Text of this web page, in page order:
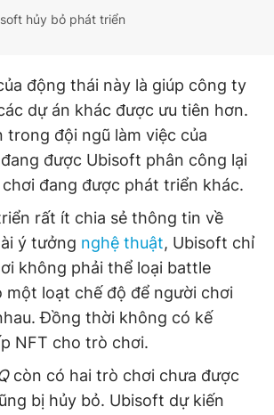
cáo RSS Tòa soạn Chính sách bảo
Ngọc Toàn
Trần Việt Hưng
Đức Trung
số 110/GP - BTTTT cấp ngày 24.3.2020
thuộc về Báo Thanh Niên. Cấm sao
thức nếu không có sự chấp thuận bằng văn
Technologies, JSC.
hủy bỏ phát triển
động thái này là giúp công ty
dự án khác được ưu tiên hơn.
trong đội ngũ làm việc của
được Ubisoft phân công lại
đang được phát triển khác.
rất ít chia sẻ thông tin về
ý tưởng nghệ thuật, Ubisoft chỉ
không phải thể loại battle
một loạt chế độ để người chơi
Đồng thời không có kế
NFT cho trò chơi.
còn có hai trò chơi chưa được
bị hủy bỏ. Ubisoft dự kiến